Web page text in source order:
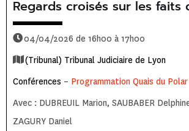
Regards croisés sur les faits
04/04/2026 de 16h00 à 17h00
(Tribunal) Tribunal Judiciaire de Lyon
Conférences – Programmation Quais du Polar
Avec : DUBREUIL Marion, SAUBABER
ZAGURY Daniel